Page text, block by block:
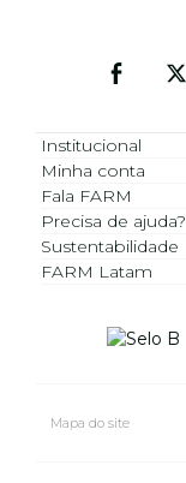
Institucional
Minha conta
Fala FARM
Precisa de ajuda?
Sustentabilidade
FARM Latam
Mapa do site